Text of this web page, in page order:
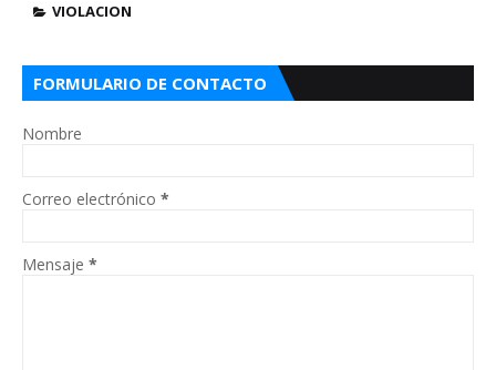
VIOLACION
FORMULARIO DE CONTACTO
Nombre
Correo electrónico *
Mensaje *